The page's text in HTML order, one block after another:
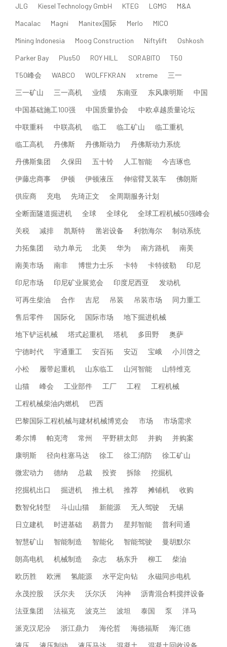
JLG Kiesel Technology GmbH KTEG LGMG
M&A
Macalac
Magni Manitex国际 Merlo
MICO
Mining Indonesia
Moog Construction Niftylift
Oshkosh
Parker Bay
Plus50 ROY HILL SORABITO
T50
T50峰会
WABCO WOLFFKRAN xtreme
三一
三一矿山
三一高机 业绩 东南亚 东风康明斯
中国
中国基础施工100强
中国质量协会
中欧卓越质量论坛
中联重科
中联高机 临工 临工矿山
临工重机
临工高机
丹佛斯 丹佛斯动力
丹佛斯动力系统
丹佛斯集团
久保田 五十铃 人工智能
今吉琢也
伊藤忠商事
伊顿 伊顿液压 伸缩臂叉装车
佛朗斯
供应商
充电 先琦正文
全周期服务计划
全断面隧道掘进机
全球 全球化
全球工程机械50强峰会
关税
减排 凯斯特 凿岩设备 利勃海尔
制动系统
力拓集团
动力单元 北美 华为 南方路机
南美
南美市场
南非 博世力士乐 卡特 卡特彼勒
印尼
印尼市场
印尼矿业展览会 印度尼西亚
发动机
可再生柴油
合作 吉尼 吊装 吊装市场
同力重工
售后零件
国际化 国际市场
地下掘进机械
地下铲运机械
塔式起重机 塔机 多田野
奥萨
宁德时代
宇通重工 安百拓 安迈 宝峨
小川啓之
小松
履带起重机 山东临工 山河智能
山特维克
山猫
峰会 工业部件 工厂 工程
工程机械
工程机械柴油内燃机
巴西
巴黎国际工程机械与建材机械博览会
市场
市场需求
希尔博
帕克湾 常州 平野耕太郎 并购
并购案
康明斯
径向柱塞马达 徐工 徐工消防
徐工矿山
微宏动力
德纳 总裁 投资 拆除
挖掘机
挖掘机出口
掘进机 推土机 推荐 摊铺机
收购
数智化转型
斗山山猫 新能源 无人驾驶
无锡
日立建机
时进基础 易普力 星邦智能
普利司通
智慧矿山
智能制造 智能化 智能驾驶
曼胡默尔
朗高电机
机械制造 杂志 杨东升 柳工
柴油
欧历胜
欧洲 氢能源 水平定向钻
永磁同步电机
永茂控股
沃尔夫 沃尔沃 沟神
沥青混合料搅拌设备
法亚集团
法福克 波克兰 波坦 泰国 泵
洋马
派克汉尼汾
浙江鼎力 海伦哲 海德福斯
海汇德